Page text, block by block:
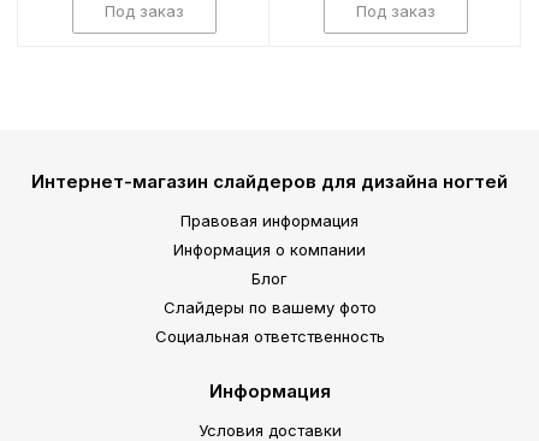
Под заказ Под заказ
Интернет-магазин слайдеров для дизайна ногтей
Правовая информация
Информация о компании
Блог
Слайдеры по вашему фото
Социальная ответственность
Информация
Условия доставки